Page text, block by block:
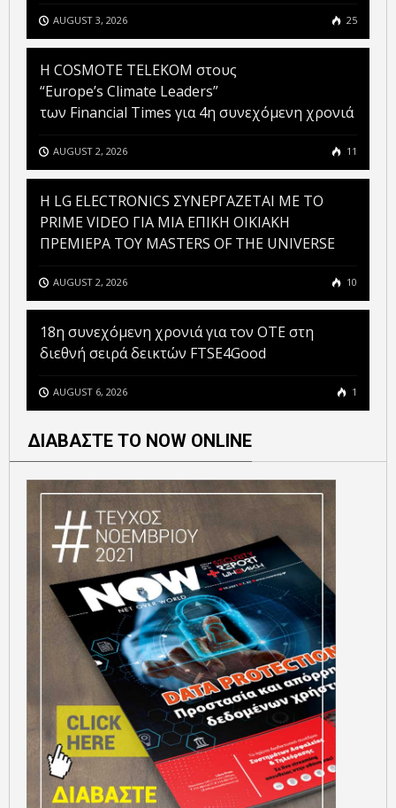
AUGUST 3, 2026 25
Η COSMOTE TELEKOM στους
“Europe’s Climate Leaders”
των Financial Times για 4η συνεχόμενη χρονιά
AUGUST 2, 2026 11
H LG ELECTRONICS ΣΥΝΕΡΓΑΖΕΤΑΙ ΜΕ ΤΟ
PRIME VIDEO ΓΙΑ ΜΙΑ ΕΠΙΚΗ ΟΙΚΙΑΚΗ
ΠΡΕΜΙΕΡΑ ΤΟΥ MASTERS OF THE UNIVERSE
AUGUST 2, 2026 10
18η συνεχόμενη χρονιά για τον ΟΤΕ στη
διεθνή σειρά δεικτών FTSE4Good
AUGUST 6, 2026 1
ΔΙΑΒΑΣΤΕ ΤΟ NOW ONLINE